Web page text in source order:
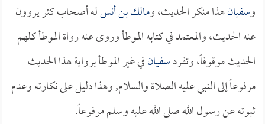
وسفيانهذا منكر الحديث، ومالك بن أنسله أصحاب كثر يروون
عنه الحديث، والمعتمد في كتابه الموطأ وروى عنه رواة الموطأ كلهم
الحديث موقوفاً، وتفردسفيانفي غير الموطأ برواية هذا الحديث
مرفوعاً إلى النبي عليه الصلاة والسلام, وهذا دليل على نكارته وعدم
ثبوته عن رسول الله صلى الله عليه وسلم مرفوعاً.